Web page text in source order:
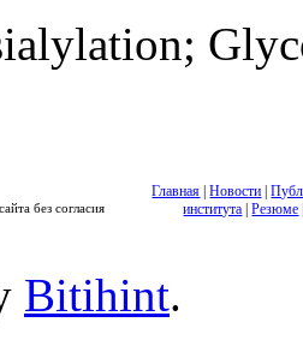
без согласия
Главная |Новости |
института |Резюме
Bitihint.